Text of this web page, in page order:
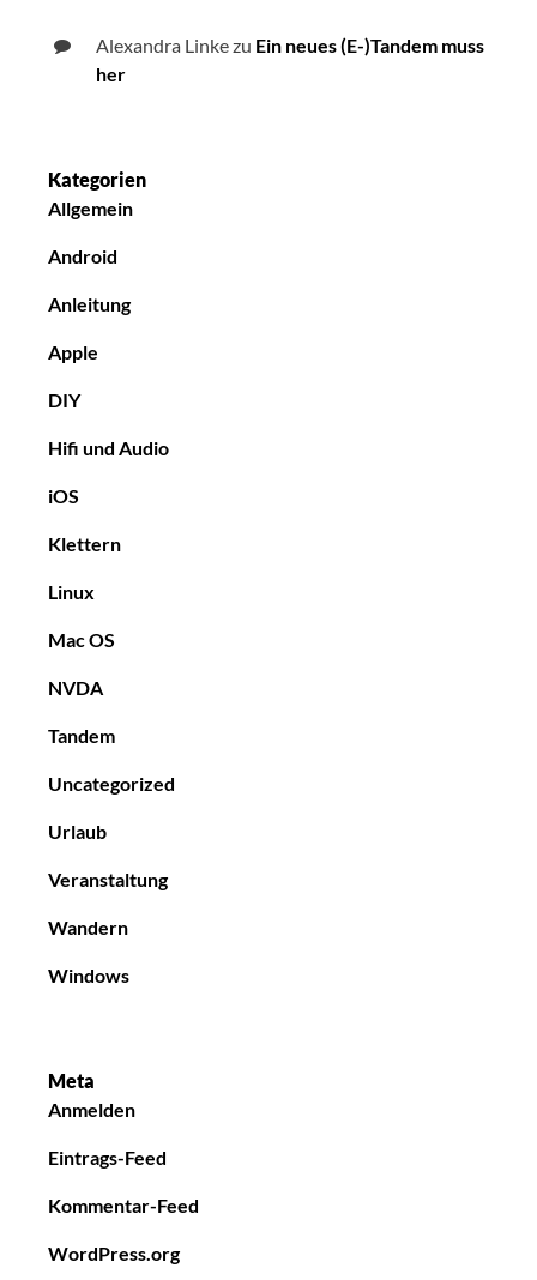
Alexandra Linkezu Ein neues (E-)Tandem muss
her
Kategorien
Allgemein
Android
Anleitung
Apple
DIY
Hifi und Audio
iOS
Klettern
Linux
Mac OS
NVDA
Tandem
Uncategorized
Urlaub
Veranstaltung
Wandern
Windows
Meta
Anmelden
Eintrags-Feed
Kommentar-Feed
WordPress.org